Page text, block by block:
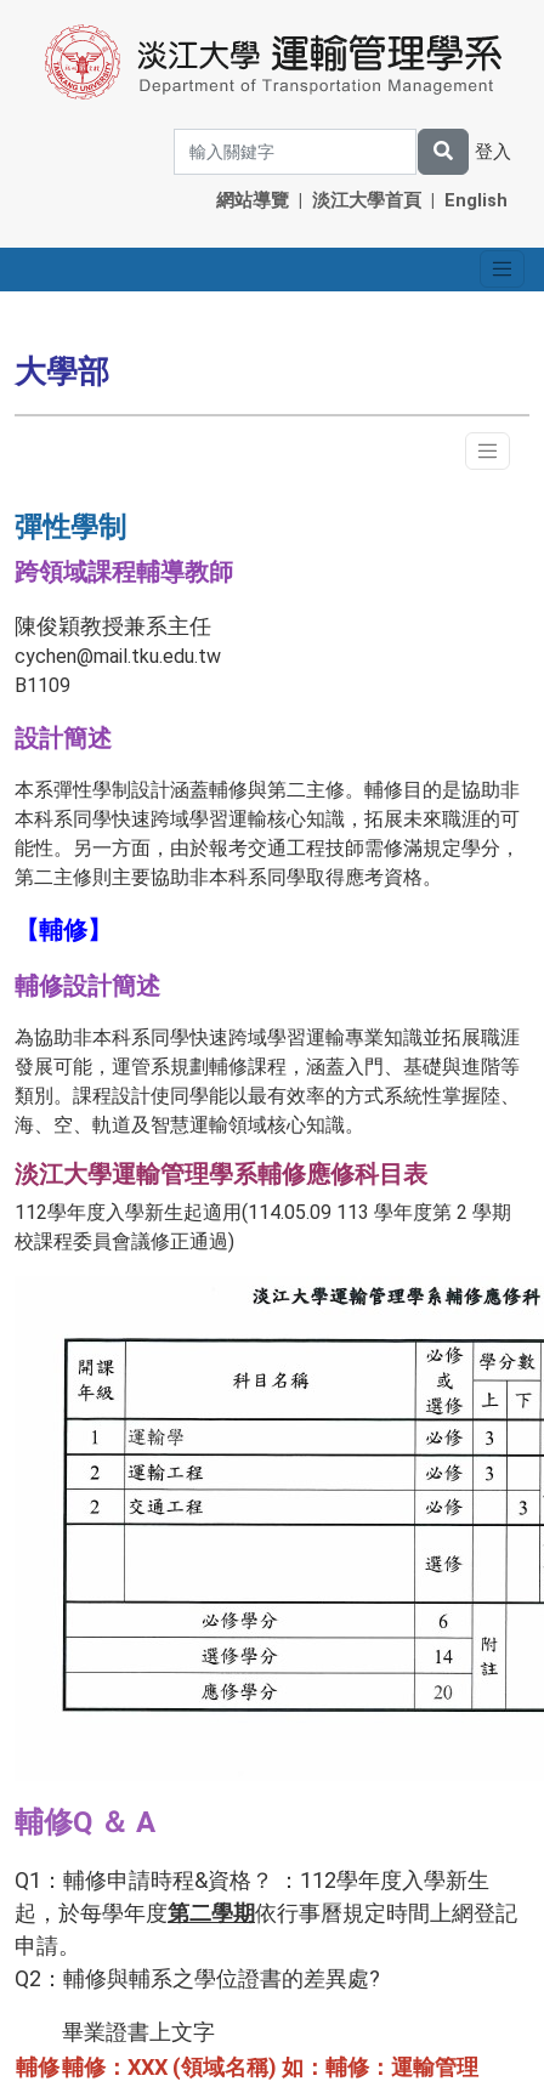
登入
網站導覽 | 淡江大學首頁 | English
大學部
彈性學制
跨領域課程輔導教師
陳俊穎教授兼系主任
cychen@mail.tku.edu.tw
B1109
設計簡述
本系彈性學制設計涵蓋輔修與第二主修。輔修目的是協助非
本科系同學快速跨域學習運輸核心知識，拓展未來職涯的可
能性。另一方面，由於報考交通工程技師需修滿規定學分，
第二主修則主要協助非本科系同學取得應考資格。
【輔修】
輔修設計簡述
為協助非本科系同學快速跨域學習運輸專業知識並拓展職涯
發展可能，運管系規劃輔修課程，涵蓋入門、基礎與進階等
類別。課程設計使同學能以最有效率的方式系統性掌握陸、
海、空、軌道及智慧運輸領域核心知識。
淡江大學運輸管理學系輔修應修科目表
112學年度入學新生起適用(114.05.09 113 學年度第 2 學期
校課程委員會議修正通過)
輔修Q ＆ A
Q1：輔修申請時程&資格？ ：112學年度入學新生
起，於每學年度第二學期依行事曆規定時間上網登記
申請。
Q2：輔修與輔系之學位證書的差異處?
畢業證書上文字
輔修輔修：XXX (領域名稱) 如：輔修：運輸管理